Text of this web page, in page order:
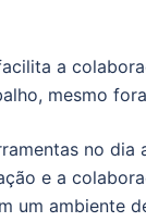
a
mesmo
no dia
e a
um ambiente